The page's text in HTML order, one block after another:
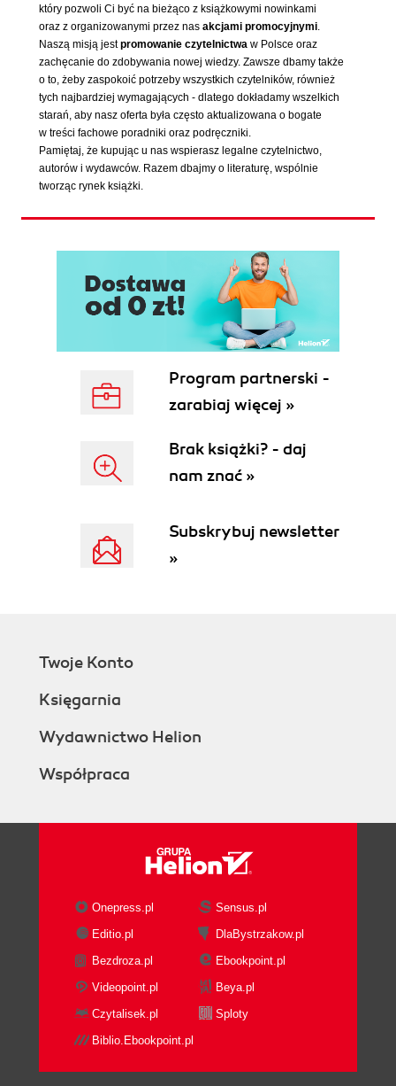
który pozwoli Ci być na bieżąco z książkowymi nowinkami
oraz z organizowanymi przez nas akcjami promocyjnymi.
Naszą misją jestpromowanie czytelnictwa w Polsce oraz
zachęcanie do zdobywania nowej wiedzy. Zawsze dbamy także
o to, żeby zaspokoić potrzeby wszystkich czytelników, również
tych najbardziej wymagających - dlatego dokładamy wszelkich
starań, aby nasz oferta była często aktualizowana o bogate
w treści fachowe poradniki oraz podręczniki.
Pamiętaj, że kupując u nas wspierasz legalne czytelnictwo,
autorów i wydawców. Razem dbajmy o literaturę, wspólnie
tworząc rynek książki.
Program partnerski -
zarabiaj więcej »
Brak książki? - daj
nam znać »
Subskrybuj newsletter
»
Twoje Konto
Księgarnia
Wydawnictwo Helion
Współpraca
Onepress.pl
Sensus.pl
Editio.pl
DlaBystrzakow.pl
Bezdroza.pl
Ebookpoint.pl
Videopoint.pl
Beya.pl
Czytalisek.pl
Sploty
Biblio.Ebookpoint.pl